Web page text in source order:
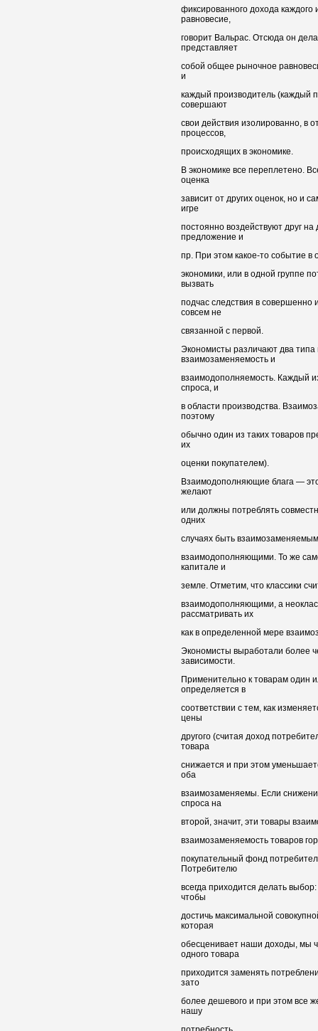
фиксированного дохода каждого
равновесие,
говорит Вальрас. Отсюда он
представляет
собой общее рыночное
и
каждый производитель (каждый
совершают
свои действия изолированно, в
процессов,
происходящих в экономике.
В экономике все переплетено.
оценка
зависит от других оценок, но и
игре
постоянно воздействуют друг
предложение и
пр. При этом какое-то событие в
экономики, или в одной группе
вызвать
подчас следствия в совершенно
совсем не
связанной с первой.
Экономисты различают два типа
взаимозаменяемость и
взаимодополняемость. Каждый
спроса, и
в области производства.
поэтому
обычно один из таких товаров
их
оценки покупателем).
Взаимодополняющие блага —
желают
или должны потреблять
одних
случаях быть
взаимодополняющими. То же
капитале и
земле. Отметим, что классики
взаимодополняющими, а
рассматривать их
как в определенной мере
Экономисты выработали более
зависимости.
Применительно к товарам один
определяется в
соответствии с тем, как
цены
другого (считая доход
товара
снижается и при этом
оба
взаимозаменяемы. Если
спроса на
второй, значит, эти товары
взаимозаменяемость товаров
покупательный фонд
Потребителю
всегда приходится делать
чтобы
достичь максимальной
которая
обесценивает наши доходы, мы
одного товара
приходится заменять
зато
более дешевого и при этом все
нашу